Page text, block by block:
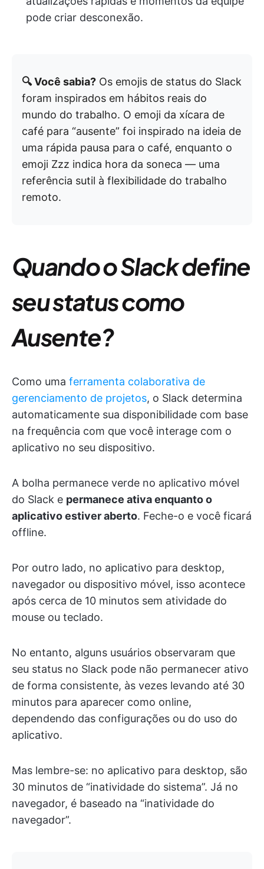
pode criar desconexão.
🔍 Você sabia? Os emojis de status do Slack
foram inspirados em hábitos reais do
mundo do trabalho. O emoji da xícara de
café para “ausente” foi inspirado na ideia de
uma rápida pausa para o café, enquanto o
emoji Zzz indica hora da soneca — uma
referência sutil à flexibilidade do trabalho
remoto.
Quando o Slack define
seu status como
Ausente?
Como uma ferramenta colaborativa de
gerenciamento de projetos, o Slack determina
automaticamente sua disponibilidade com base
na frequência com que você interage com o
aplicativo no seu dispositivo.
A bolha permanece verde no aplicativo móvel
do Slack e permanece ativa enquanto o
aplicativo estiver aberto. Feche-o e você ficará
offline.
Por outro lado, no aplicativo para desktop,
navegador ou dispositivo móvel, isso acontece
após cerca de 10 minutos sem atividade do
mouse ou teclado.
No entanto, alguns usuários observaram que
seu status no Slack pode não permanecer ativo
de forma consistente, às vezes levando até 30
minutos para aparecer como online,
dependendo das configurações ou do uso do
aplicativo.
Mas lembre-se: no aplicativo para desktop, são
30 minutos de “inatividade do sistema”. Já no
navegador, é baseado na “inatividade do
navegador”.